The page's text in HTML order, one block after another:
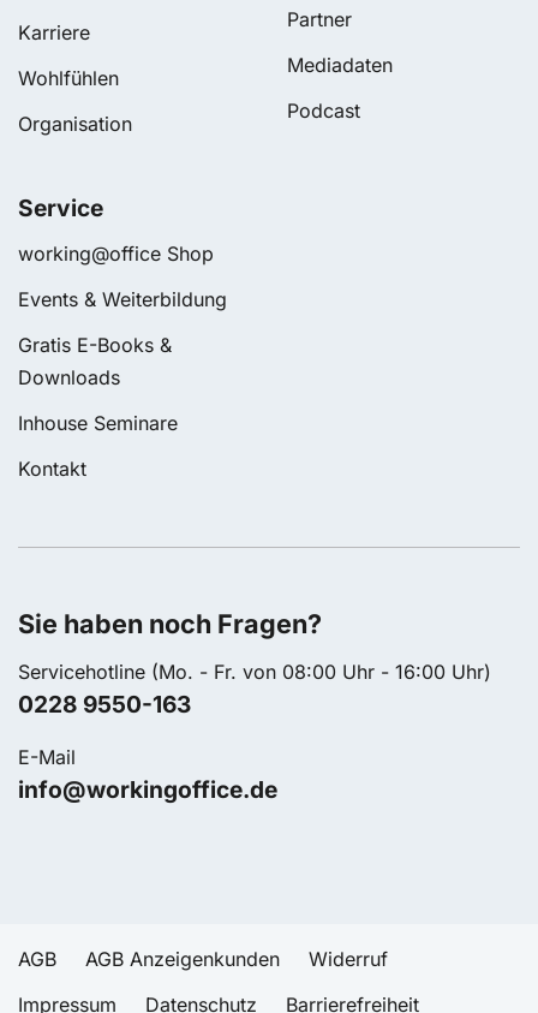
Karriere
Wohlfühlen
Organisation
Partner
Mediadaten
Podcast
Service
working@office Shop
Events & Weiterbildung
Gratis E-Books &
Downloads
Inhouse Seminare
Kontakt
Sie haben noch Fragen?
Servicehotline (Mo. - Fr. von 08:00 Uhr - 16:00 Uhr)
0228 9550-163
E-Mail
info@workingoffice.de
AGB AGB Anzeigenkunden
Widerruf
Impressum
Datenschutz Barrierefreiheit